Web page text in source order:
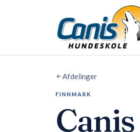
Afdelinger
FINNMARK
Canis